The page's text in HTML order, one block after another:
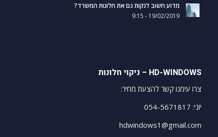
מדוע חשוב לנקות גם את חלונות המשרד?
19/02/2019 - 9:15
HD-WINDOWS – ניקוי חלונות
צרו עימנו קשר להצעת מחיר:
יוני: 054-5671817
hdwindows1@gmail.com